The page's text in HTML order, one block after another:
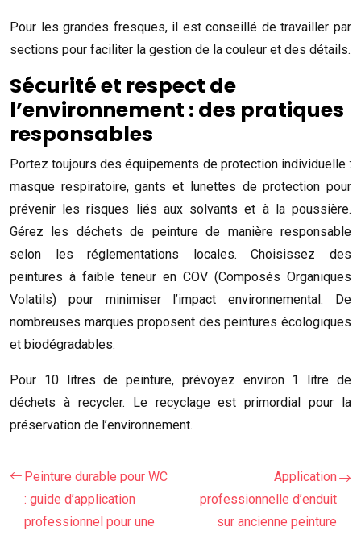
Pour les grandes fresques, il est conseillé de travailler par
sections pour faciliter la gestion de la couleur et des détails.
Sécurité et respect de
l’environnement : des pratiques
responsables
Portez toujours des équipements de protection individuelle :
masque respiratoire, gants et lunettes de protection pour
prévenir les risques liés aux solvants et à la poussière.
Gérez les déchets de peinture de manière responsable
selon les réglementations locales. Choisissez des
peintures à faible teneur en COV (Composés Organiques
Volatils) pour minimiser l’impact environnemental. De
nombreuses marques proposent des peintures écologiques
et biodégradables.
Pour 10 litres de peinture, prévoyez environ 1 litre de
déchets à recycler. Le recyclage est primordial pour la
préservation de l’environnement.
Peinture durable pour WC
: guide d’application
professionnel pour une
Application
professionnelle d’enduit
sur ancienne peinture